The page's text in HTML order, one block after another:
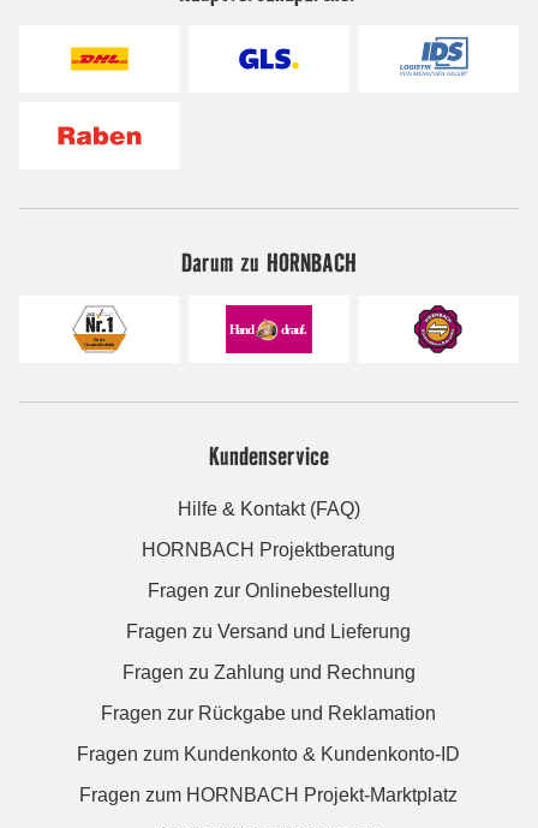
Darum zu HORNBACH
Kundenservice
Hilfe & Kontakt (FAQ)
HORNBACH Projektberatung
Fragen zur Onlinebestellung
Fragen zu Versand und Lieferung
Fragen zu Zahlung und Rechnung
Fragen zur Rückgabe und Reklamation
Fragen zum Kundenkonto & Kundenkonto-ID
Fragen zum HORNBACH Projekt-Marktplatz